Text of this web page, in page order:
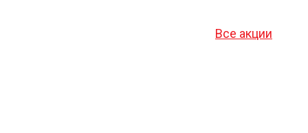
Все акции